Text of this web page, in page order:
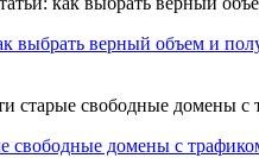
выбрать верный объем и
свободные домены с